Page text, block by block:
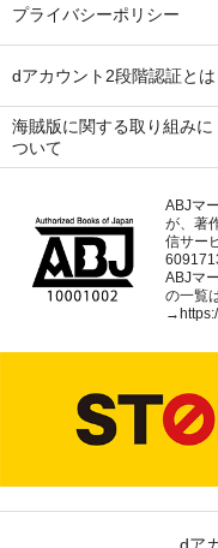
プライバシーポリシー
dアカウント2段階認証とは
海賊版に関する取り組みに
ついて
ABJマ
が、著
信サー
ABJマ
の一覧
→
dア